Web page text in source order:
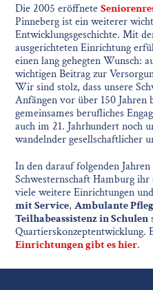
Die 2005 eröffnete
Pinneberg ist ein weiterer
Entwicklungsgeschichte. Mit
ausgerichteten Einrichtung
einen lang gehegten Wunsch:
wichtigen Beitrag zur
Wir sind stolz, dass unsere
Anfängen vor über 150
gemeinsames berufliches
auch im 21. Jahrhundert noch
wandelnder gesellschaftlicher
In den darauf folgenden
Schwesternschaft Hamburg
viele weitere Einrichtungen
mit Service,Ambulante
Teilhabeassistenz in Schulen
Quartierskonzeptentwicklung.
Einrichtungen gibt es hier.